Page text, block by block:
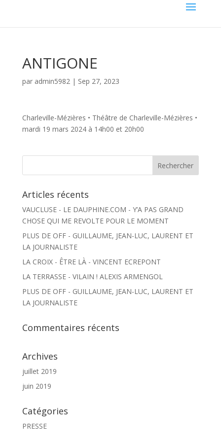
ANTIGONE
par admin5982| Sep 27, 2023
Charleville-Mézières • Théâtre de Charleville-Mézières •
mardi 19 mars 2024 à 14h00 et 20h00
Articles récents
VAUCLUSE - LE DAUPHINE.COM - Y’A PAS GRAND
CHOSE QUI ME REVOLTE POUR LE MOMENT
PLUS DE OFF - GUILLAUME, JEAN-LUC, LAURENT ET
LA JOURNALISTE
LA CROIX - ÊTRE LÀ - VINCENT ECREPONT
LA TERRASSE - VILAIN ! ALEXIS ARMENGOL
PLUS DE OFF - GUILLAUME, JEAN-LUC, LAURENT ET
LA JOURNALISTE
Commentaires récents
Archives
juillet 2019
juin 2019
Catégories
PRESSE